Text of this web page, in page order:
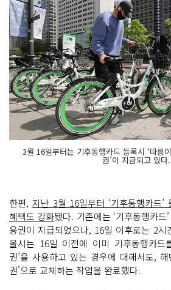
3월 16일부터는 기후동행카드 등록시 ‘따릉
권’이 지급되고 있다.
한편, 지난 3월 16일부터 ‘기후동행카드’
혜택도 강화됐다. 기존에는 ‘기후동행카드
용권이 지급되었으나, 16일 이후로는 2시
울시는 16일 이전에 이미 기후동행카드
권’을 사용하고 있는 경우에 대해서도,
권’으로 교체하는 작업을 완료했다.